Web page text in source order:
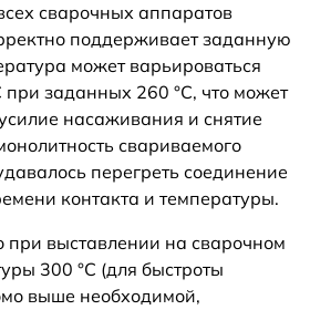
сварочных аппаратов
поддерживает заданную
может варьироваться
при заданных 260 °C, что может
насаживания и снятие
свариваемого
перегреть соединение
контакта и температуры.
при выставлении на сварочном
300 °C (для быстроты
выше необходимой,